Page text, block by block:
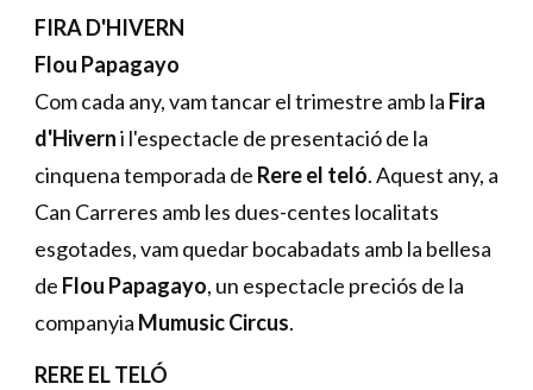
FIRA D'HIVERN
Flou Papagayo
Com cada any, vam tancar el trimestre amb la Fira
d'Hiverni l'espectacle de presentació de la
cinquena temporada de Rere el teló. Aquest any, a
Can Carreres amb les dues-centes localitats
esgotades, vam quedar bocabadats amb la bellesa
de Flou Papagayo, un espectacle preciós de la
companyia Mumusic Circus.
RERE EL TELÓ